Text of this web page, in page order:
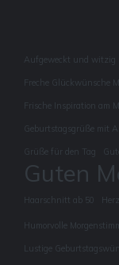
Aufgeweckt und witzig
Freche Glückwünsche
Frische Inspiration am
Geburtstagsgrüße mit
Grüße für den Tag
Guten
Haarschnitt ab 50
Humorvolle
Lustige